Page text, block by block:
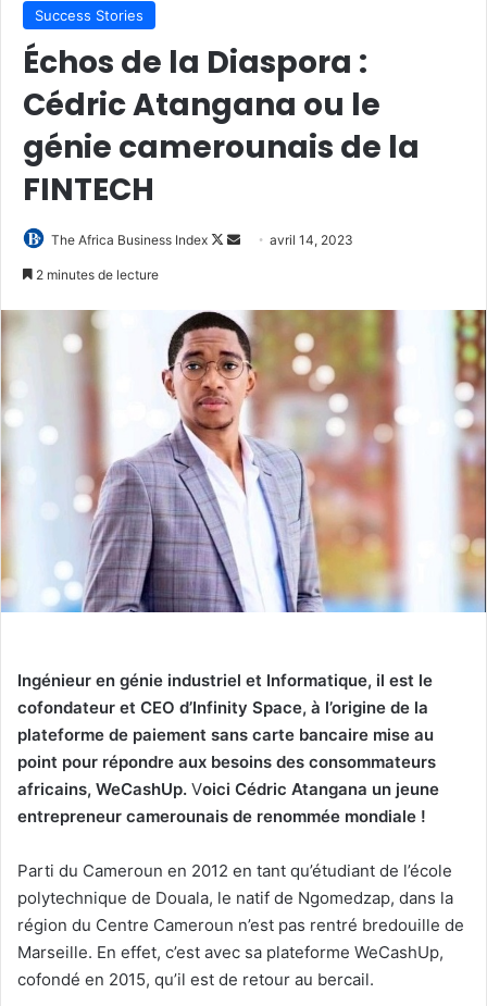
Success Stories
Échos de la Diaspora :
Cédric Atangana ou le
génie camerounais de la
FINTECH
The Africa Business Index
Follow
Envoyeravril 14, 2023
2 minutes de lecture
Ingénieur en génie industriel et Informatique, il est le
cofondateur et CEO d’Infinity Space, à l’origine de la
plateforme de paiement sans carte bancaire mise au
point pour répondre aux besoins des consommateurs
africains, WeCashUp. Voici Cédric Atangana un jeune
entrepreneur camerounais de renommée mondiale !
Parti du Cameroun en 2012 en tant qu’étudiant de l’école
polytechnique de Douala, le natif de Ngomedzap, dans la
région du Centre Cameroun n’est pas rentré bredouille de
Marseille. En effet, c’est avec sa plateforme WeCashUp,
cofondé en 2015, qu’il est de retour au bercail.